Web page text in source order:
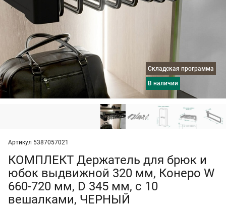
Складская программа
в наличии
Артикул 5387057021
КОМПЛЕКТ Держатель для брюк и
юбок выдвижной 320 мм, Конеро W
660-720 мм, D 345 мм, с 10
вешалками, ЧЕРНЫЙ